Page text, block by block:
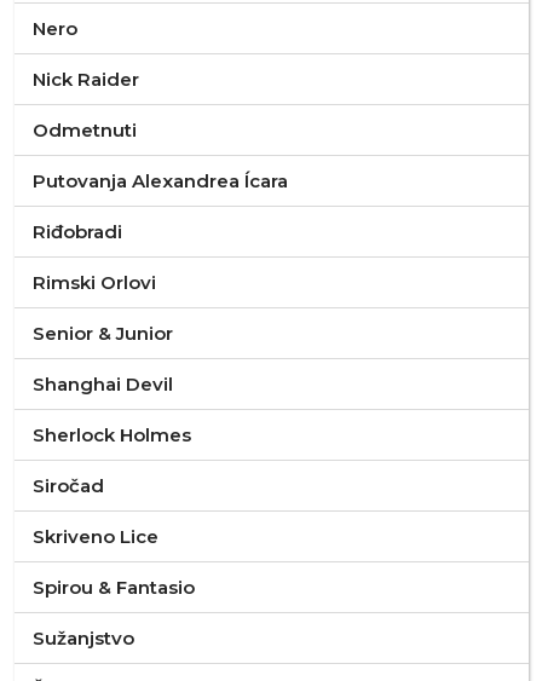
Nero
Nick Raider
Odmetnuti
Putovanja Alexandrea Ícara
Riđobradi
Rimski Orlovi
Senior & Junior
Shanghai Devil
Sherlock Holmes
Siročad
Skriveno Lice
Spirou & Fantasio
Sužanjstvo